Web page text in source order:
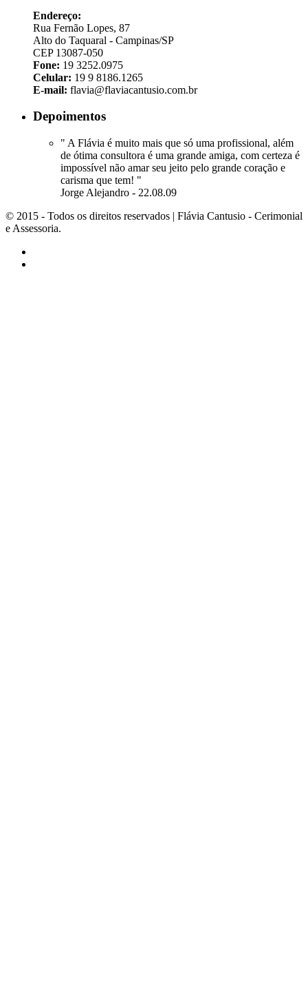
Endereço:
Rua Fernão Lopes, 87
Alto do Taquaral - Campinas/SP
CEP 13087-050
Fone: 19 3252.0975
Celular: 19 9 8186.1265
E-mail: flavia@flaviacantusio.com.br
Depoimentos
" A Flávia é muito mais que só uma profissional, além
de ótima consultora é uma grande amiga, com certeza é
impossível não amar seu jeito pelo grande coração e
carisma que tem! "
Jorge Alejandro - 22.08.09
© 2015 - Todos os direitos reservados | Flávia Cantusio - Cerimonial
e Assessoria.